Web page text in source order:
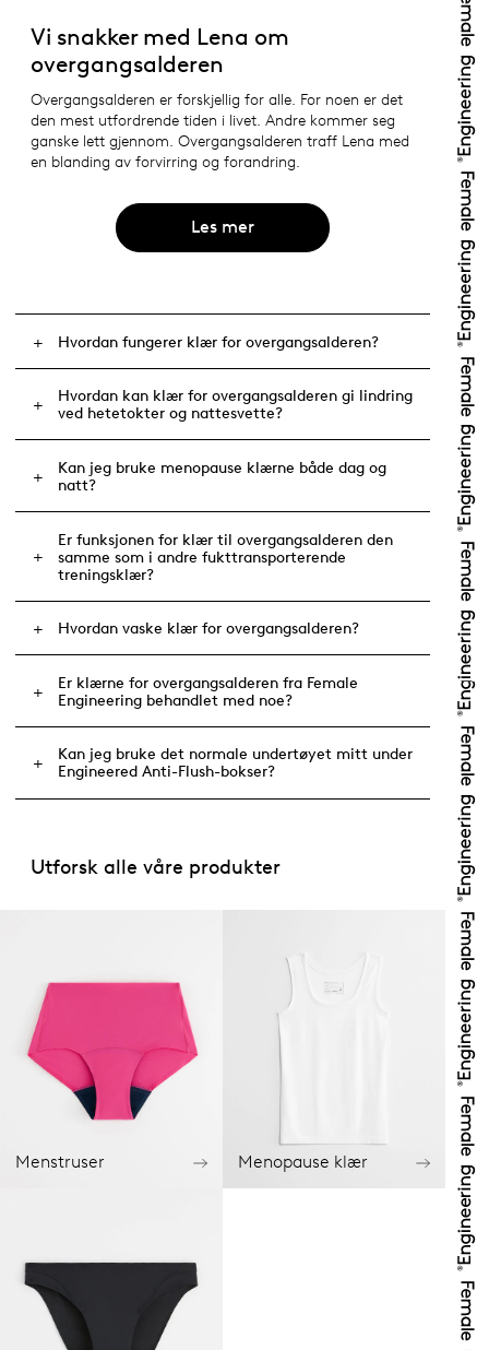
Vi snakker med Lena om
overgangsalderen
Overgangsalderen er forskjellig for alle. For noen er det
den mest utfordrende tiden i livet. Andre kommer seg
ganske lett gjennom. Overgangsalderen traff Lena med
en blanding av forvirring og forandring.
Les mer
Hvordan fungerer klær for overgangsalderen?
Hvordan kan klær for overgangsalderen gi lindring
ved hetetokter og nattesvette?
Kan jeg bruke menopause klærne både dag og
natt?
Er funksjonen for klær til overgangsalderen den
samme som i andre fukttransporterende
treningsklær?
Hvordan vaske klær for overgangsalderen?
Er klærne for overgangsalderen fra Female
Engineering behandlet med noe?
Kan jeg bruke det normale undertøyet mitt under
Engineered Anti-Flush-bokser?
Utforsk alle våre produkter
Menstruser Menopause klær